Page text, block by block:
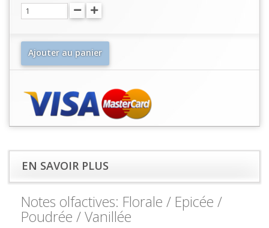
Ajouter au panier
EN SAVOIR PLUS
Notes olfactives: Florale / Epicée /
Poudrée / Vanillée